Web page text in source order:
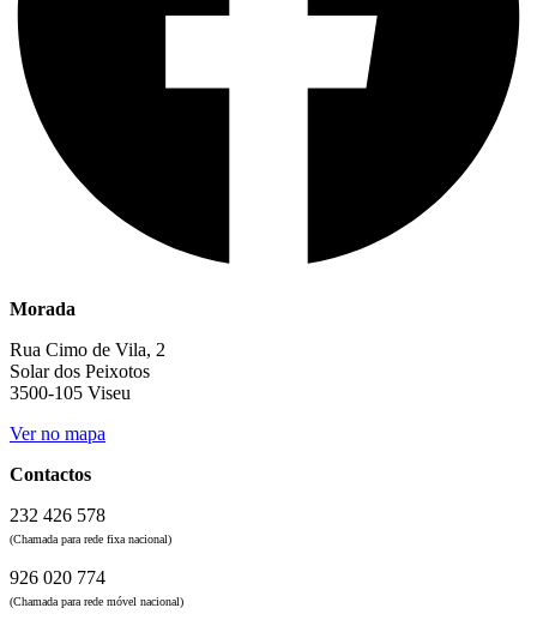
Morada
Rua Cimo de Vila, 2
Solar dos Peixotos
3500-105 Viseu
Ver no mapa
Contactos
232 426 578
(Chamada para rede fixa nacional)
926 020 774
(Chamada para rede móvel nacional)